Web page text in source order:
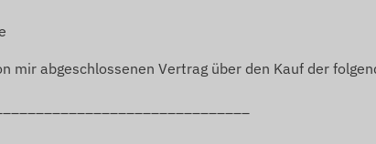
mir abgeschlossenen Vertrag über den Kauf der